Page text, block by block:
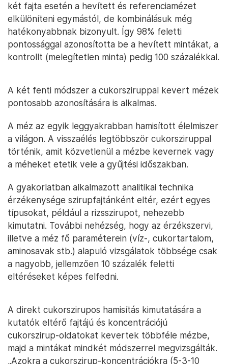
két fajta esetén a hevített és referenciamézet
elkülöníteni egymástól, de kombinálásuk még
hatékonyabbnak bizonyult. Így 98% feletti
pontossággal azonosította be a hevített mintákat, a
kontrollt (melegítetlen minta) pedig 100 százalékkal.
A két fenti módszer a cukorsziruppal kevert mézek
pontosabb azonosítására is alkalmas.
A méz az egyik leggyakrabban hamisított élelmiszer
a világon. A visszaélés legtöbbször cukorsziruppal
történik, amit közvetlenül a mézbe kevernek vagy
a méheket etetik vele a gyűjtési időszakban.
A gyakorlatban alkalmazott analitikai technika
érzékenysége szirupfajtánként eltér, ezért egyes
típusokat, például a rizsszirupot, nehezebb
kimutatni. További nehézség, hogy az érzékszervi,
illetve a méz fő paraméterein (víz-, cukortartalom,
aminosavak stb.) alapuló vizsgálatok többsége csak
a nagyobb, jellemzően 10 százalék feletti
eltéréseket képes felfedni.
A direkt cukorszirupos hamisítás kimutatására a
kutatók eltérő fajtájú és koncentrációjú
cukorszirup-oldatokat kevertek többféle mézbe,
majd a mintákat mindkét módszerrel megvizsgálták.
„Azokra a cukorszirup-koncentrációkra (5-3-10